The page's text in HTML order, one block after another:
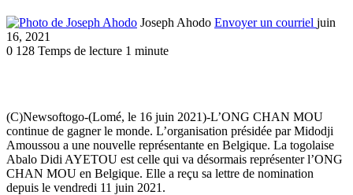
Joseph Ahodo Envoyer un courriel juin
16, 2021
0 128 Temps de lecture 1 minute
(C)Newsoftogo-(Lomé, le 16 juin 2021)-L’ONG CHAN MOU
continue de gagner le monde. L’organisation présidée par Midodji
Amoussou a une nouvelle représentante en Belgique. La togolaise
Abalo Didi AYETOU est celle qui va désormais représenter l’ONG
CHAN MOU en Belgique. Elle a reçu sa lettre de nomination
depuis le vendredi 11 juin 2021.